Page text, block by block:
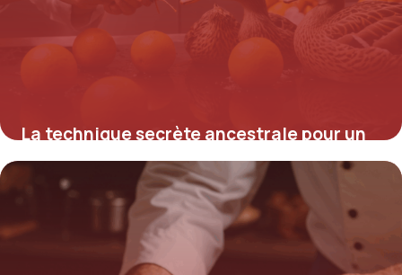
La technique secrète ancestrale pour un
canard à l’orange et au miel inratable,
révélée par les chefs étoilés